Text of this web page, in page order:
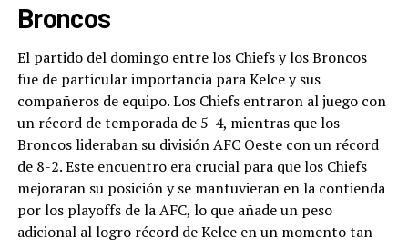
Broncos
El partido del domingo entre los Chiefs y los Broncos
fue de particular importancia para Kelce y sus
compañeros de equipo. Los Chiefs entraron al juego con
un récord de temporada de 5-4, mientras que los
Broncos lideraban su división AFC Oeste con un récord
de 8-2. Este encuentro era crucial para que los Chiefs
mejoraran su posición y se mantuvieran en la contienda
por los playoffs de la AFC, lo que añade un peso
adicional al logro récord de Kelce en un momento tan